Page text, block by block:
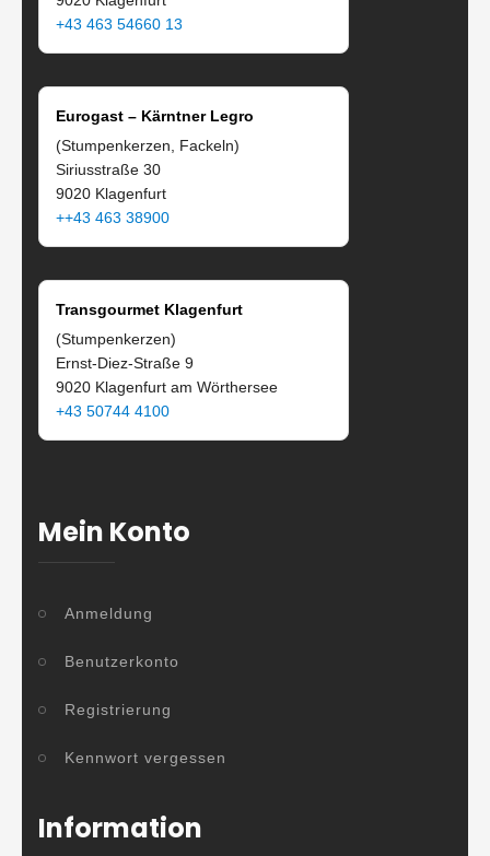
+43 463 54660 13
Eurogast – Kärntner Legro
(Stumpenkerzen, Fackeln)
Siriusstraße 30
9020 Klagenfurt
++43 463 38900
Transgourmet Klagenfurt
(Stumpenkerzen)
Ernst-Diez-Straße 9
9020 Klagenfurt am Wörthersee
+43 50744 4100
Mein Konto
Anmeldung
Benutzerkonto
Registrierung
Kennwort vergessen
Information